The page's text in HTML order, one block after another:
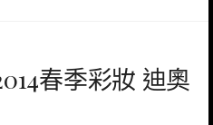
春季彩妝 迪奧